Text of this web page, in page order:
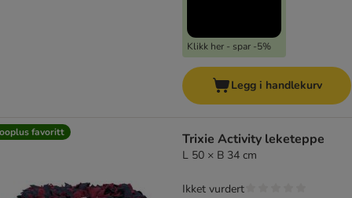
Klikk her - spar -5%
Legg i handlekurv
favoritt Trixie Activity leketeppe
L 50 × B 34 cm
Ikket vurdert